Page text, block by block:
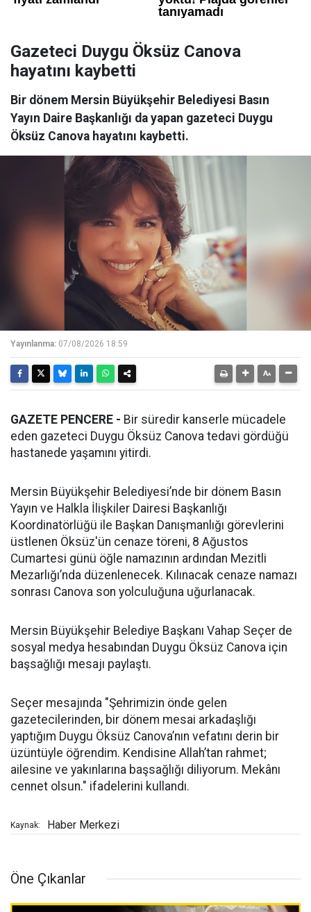
Gazeteci Duygu Öksüz Canova
hayatını kaybetti
Bir dönem Mersin Büyükşehir Belediyesi Basın
Yayın Daire Başkanlığı da yapan gazeteci Duygu
Öksüz Canova hayatını kaybetti.
Yayınlanma: 07/08/2026 18:59
GAZETE PENCERE - Bir süredir kanserle mücadele
eden gazeteci Duygu Öksüz Canova tedavi gördüğü
hastanede yaşamını yitirdi.
Mersin Büyükşehir Belediyesi’nde bir dönem Basın
Yayın ve Halkla İlişkiler Dairesi Başkanlığı
Koordinatörlüğü ile Başkan Danışmanlığı görevlerini
üstlenen Öksüz'ün cenaze töreni, 8 Ağustos
Cumartesi günü öğle namazının ardından Mezitli
Mezarlığı’nda düzenlenecek. Kılınacak cenaze namazı
sonrası Canova son yolculuğuna uğurlanacak.
Mersin Büyükşehir Belediye Başkanı Vahap Seçer de
sosyal medya hesabından Duygu Öksüz Canova için
başsağlığı mesajı paylaştı.
Seçer mesajında "Şehrimizin önde gelen
gazetecilerinden, bir dönem mesai arkadaşlığı
yaptığım Duygu Öksüz Canova’nın vefatını derin bir
üzüntüyle öğrendim. Kendisine Allah’tan rahmet;
ailesine ve yakınlarına başsağlığı diliyorum. Mekânı
cennet olsun." ifadelerini kullandı.
Kaynak: Haber Merkezi
Öne Çıkanlar